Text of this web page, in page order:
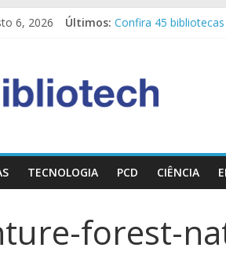
6, 2026 Últimos: Confira 45
Conheça 50 sites de
TECNOLOGIA PCD CIÊNCIA
forest-